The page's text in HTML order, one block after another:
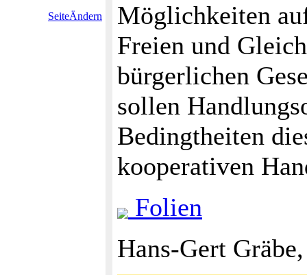
SeiteÄndern
Möglichkeiten
Freien und
bürgerlichen
sollen
Bedingtheiten
kooperativen
Folien
Hans-Gert